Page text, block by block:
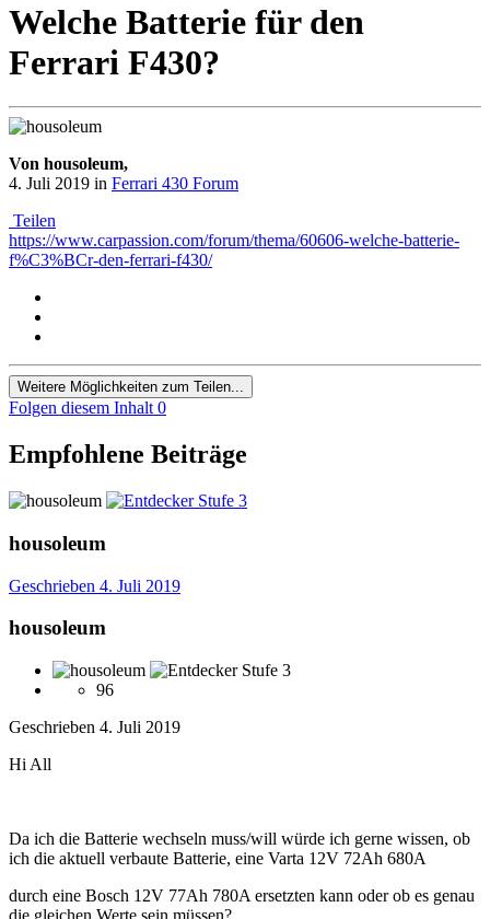
Welche Batterie für den
Ferrari F430?
Von housoleum,
4. Juli 2019 in Ferrari 430 Forum
Teilen
https://www.carpassion.com/forum/thema/60606-welche-batterie-
f%C3%BCr-den-ferrari-f430/
Weitere Möglichkeiten zum Teilen...
Folgen diesem Inhalt 0
Empfohlene Beiträge
housoleum
Geschrieben 4. Juli 2019
housoleum
96
Geschrieben 4. Juli 2019
Hi All
Da ich die Batterie wechseln muss/will würde ich gerne wissen, ob
ich die aktuell verbaute Batterie, eine Varta 12V 72Ah 680A
durch eine Bosch 12V 77Ah 780A ersetzten kann oder ob es genau
die gleichen Werte sein müssen?